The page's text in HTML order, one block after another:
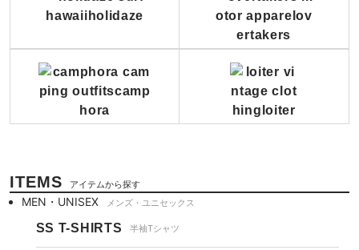
ITEMS アイテムから探す
MEN・UNISEX メンズ・ユニセックス
SS T-SHIRTS 半袖Tシャツ